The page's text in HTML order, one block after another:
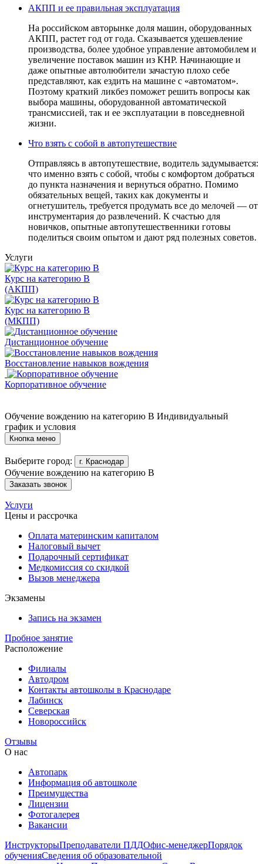
АКПП и ее правильная эксплуатация
На российском авторынке доля машин, оборудованных
АКПП, растет год от года. Сказывается удешевление
производства, более удобное управление автомобилем и
увеличение поставок машин из КНР. Начинающие и
даже опытные автолюбители зачастую плохо себе
представляют, как ездить на машине с «автоматом».
Поэтому краткий ликбез поможет решить вопросы как
выбора машины, оборудованной автоматической
трансмиссией, так и ее эксплуатации в повседневной
жизни.
Что взять с собой в автопутешествие
Отправляясь в автопутешествие, водитель задумывается:
что именно взять с собой, чтобы с комфортом добраться
до пункта назначения и вернуться обратно. Помимо
обязательных вещей, таких как документы и
огнетушитель, требуется продумать все до мелочей — от
инструментария до развлечений. К счастью для
новичков, опытные автопутешественники готовы
поделиться своим опытом и дают ряд полезных советов.
Услуги
Курс на категорию В
(АКПП)
Курс на категорию В
(МКПП)
Дистанционное обучение
Восстановление навыков вождения
Корпоративное обучение
Обучение вождению на категорию B Индивидуальный
график и условия
Кнопка меню
Выберите город: г. Краснодар
Обучение вождению на категорию B
Заказать звонок
Услуги
Цены и рассрочка
Оплата материнским капиталом
Налоговый вычет
Подарочный сертификат
Медкомиссия со скидкой
Вызов менеджера
Экзамены
Запись на экзамен
Пробное занятие
Расположение
Филиалы
Автодром
Контакты автошколы в Краснодаре
Лабинск
Северская
Новороссийск
Отзывы
О нас
Автопарк
Информация об автошколе
Преимущества
Лицензии
Фотогалерея
Вакансии
ИнструкторыПреподаватели ПДДОфис-менеджерПорядок
обученияСведения об образовательной